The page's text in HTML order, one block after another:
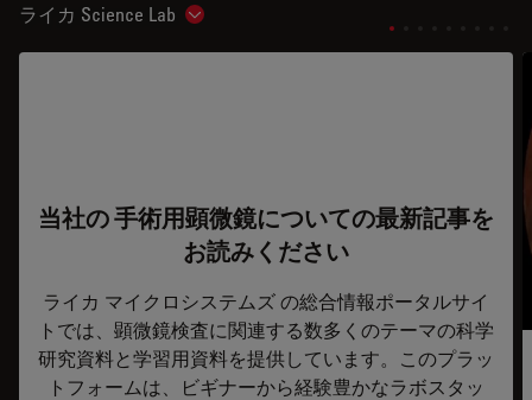
ライカ Science Lab Show subnavigation
当社の 手術用顕微鏡についての最新記事を
お読みください
ライカ マイクロシステムズ の総合情報ポータルサイ
トでは、顕微鏡検査に関連する数多くのテーマの科学
研究資料と学習用資料を提供しています。このプラッ
トフォームは、ビギナーから経験豊かなラボスタッ